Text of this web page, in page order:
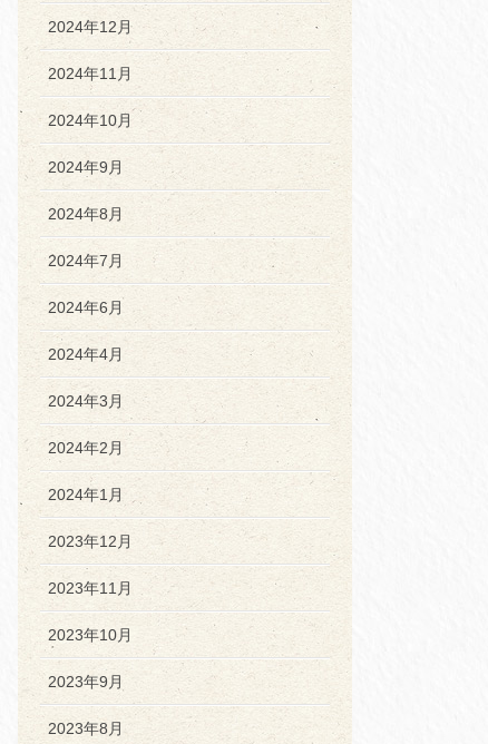
2024年12月
2024年11月
2024年10月
2024年9月
2024年8月
2024年7月
2024年6月
2024年4月
2024年3月
2024年2月
2024年1月
2023年12月
2023年11月
2023年10月
2023年9月
2023年8月